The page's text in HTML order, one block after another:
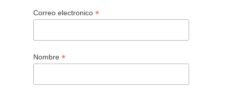
Correo electronico *
Nombre *